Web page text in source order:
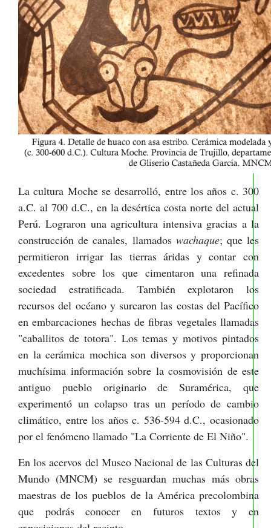
La cultura Moche se desarrolló, entre los años c. 300
a.C. al 700 d.C., en la desértica costa norte del actual
Perú. Lograron una agricultura intensiva gracias a la
construcción de canales, llamados wachaque; que les
permitieron irrigar las tierras áridas y contar con
excedentes sobre los que cimentaron una refinada
sociedad estratificada. También explotaron los
recursos del océano y surcaron las costas del Pacífico
en embarcaciones hechas de fibras vegetales llamadas
"caballitos de totora". Los temas y motivos pintados
en la cerámica mochica son diversos y proporcionan
muchísima información sobre la cosmovisión de este
antiguo pueblo originario de Suramérica, que
experimentó un colapso tras un período de cambio
climático, entre los años c. 536-594 d.C., ocasionado
por el fenómeno llamado "La Corriente de El Niño".
En los acervos del Museo Nacional de las Culturas del
Mundo (MNCM) se resguardan muchas más obras
maestras de los pueblos de la América precolombina
que podrás conocer en futuros textos y en